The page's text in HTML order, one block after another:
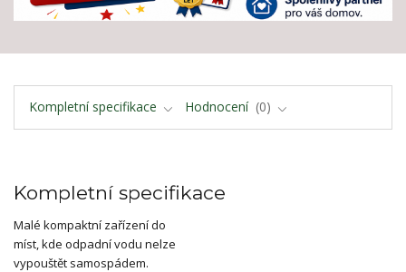
Kompletní specifikace Hodnocení 0
Kompletní specifikace
Malé kompaktní zařízení do
míst, kde odpadní vodu nelze
vypouštět samospádem.